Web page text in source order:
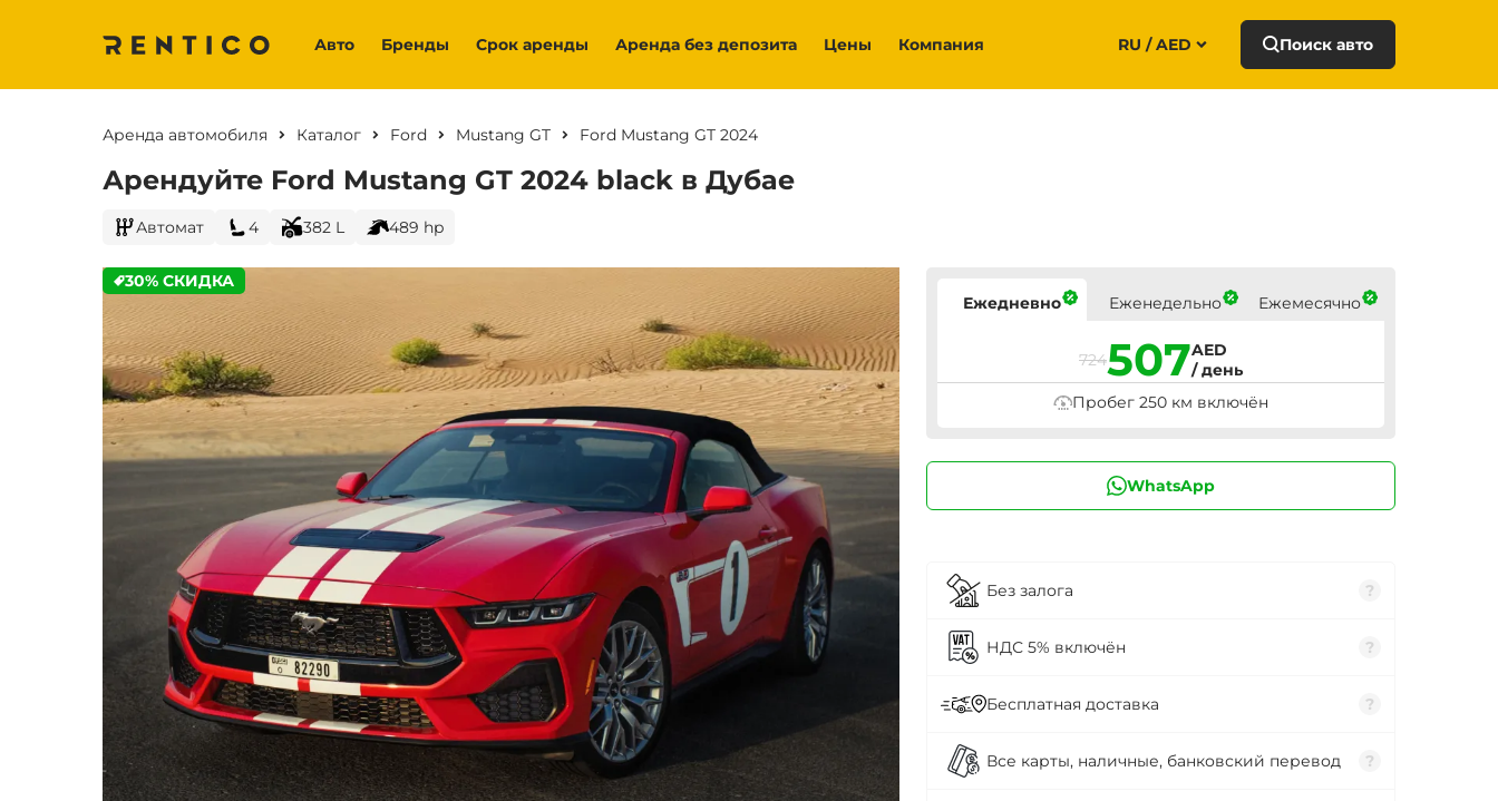
Авто Бренды Срок аренды Аренда без депозита Цены Компания RU / AED Поиск авто
Арендуйте Ford Mustang GT 2024 black в Дубае
Аренда автомобиля Каталог Ford Mustang GT Ford Mustang GT 2024
Автомат 4 382 L 489 hp
CURRENT PROMOTION:
30% СКИДКА Цены
Ежедневно Еженедельно Ежемесячно
724507AED
/ день
Пробег 250 км включён
WhatsApp
Без залога ?
НДС 5% включён ?
Бесплатная доставка ?
Все карты, наличные, банковский перевод ?